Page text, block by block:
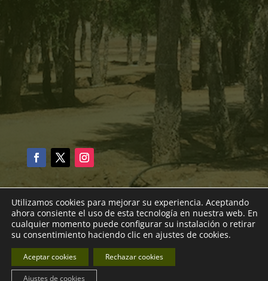
© 2024 VIVERS DE CARDEDEU |Aviso Legal
de Privacidad
Política de Cookies
ETL Digital
Utilizamos cookies para mejorar su experiencia. Aceptando
ahora consiente el uso de esta tecnología en nuestra web. En
cualquier momento puede configurar su instalación o retirar
su consentimiento haciendo clic en ajustes de cookies.
Aceptar cookies Rechazar cookies
Ajustes de cookies